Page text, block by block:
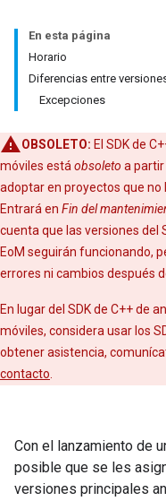
En esta página
Horario
Diferencias entre
Excepciones
OBSOLETO: El SDK de
móviles está obsoleto a partir
adoptar en proyectos que no
Entrará en Fin del
cuenta que las versiones del
EoM seguirán funcionando,
errores ni cambios después
En lugar del SDK de C++ de
móviles, considera usar los
obtener asistencia,
contacto
Con el lanzamiento de
posible que se les
versiones principales